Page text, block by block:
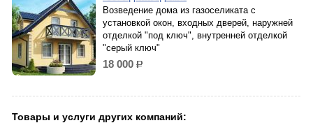
Возведение дома из газоселиката с
установкой окон, входных дверей, наружней
отделкой "под ключ", внутренней отделкой
"серый ключ"
18 000 р.
Товары и услуги других компаний: